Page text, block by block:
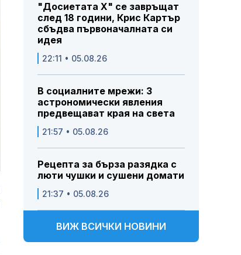
"Досиетата Х" се завръщат
след 18 години, Крис Картър
сбъдва първоначалната си
идея
22:11 • 05.08.26
В социалните мрежи: 3
астрономически явления
предвещават края на света
21:57 • 05.08.26
Рецепта за бърза разядка с
люти чушки и сушени домати
21:37 • 05.08.26
ВИЖ ВСИЧКИ НОВИНИ